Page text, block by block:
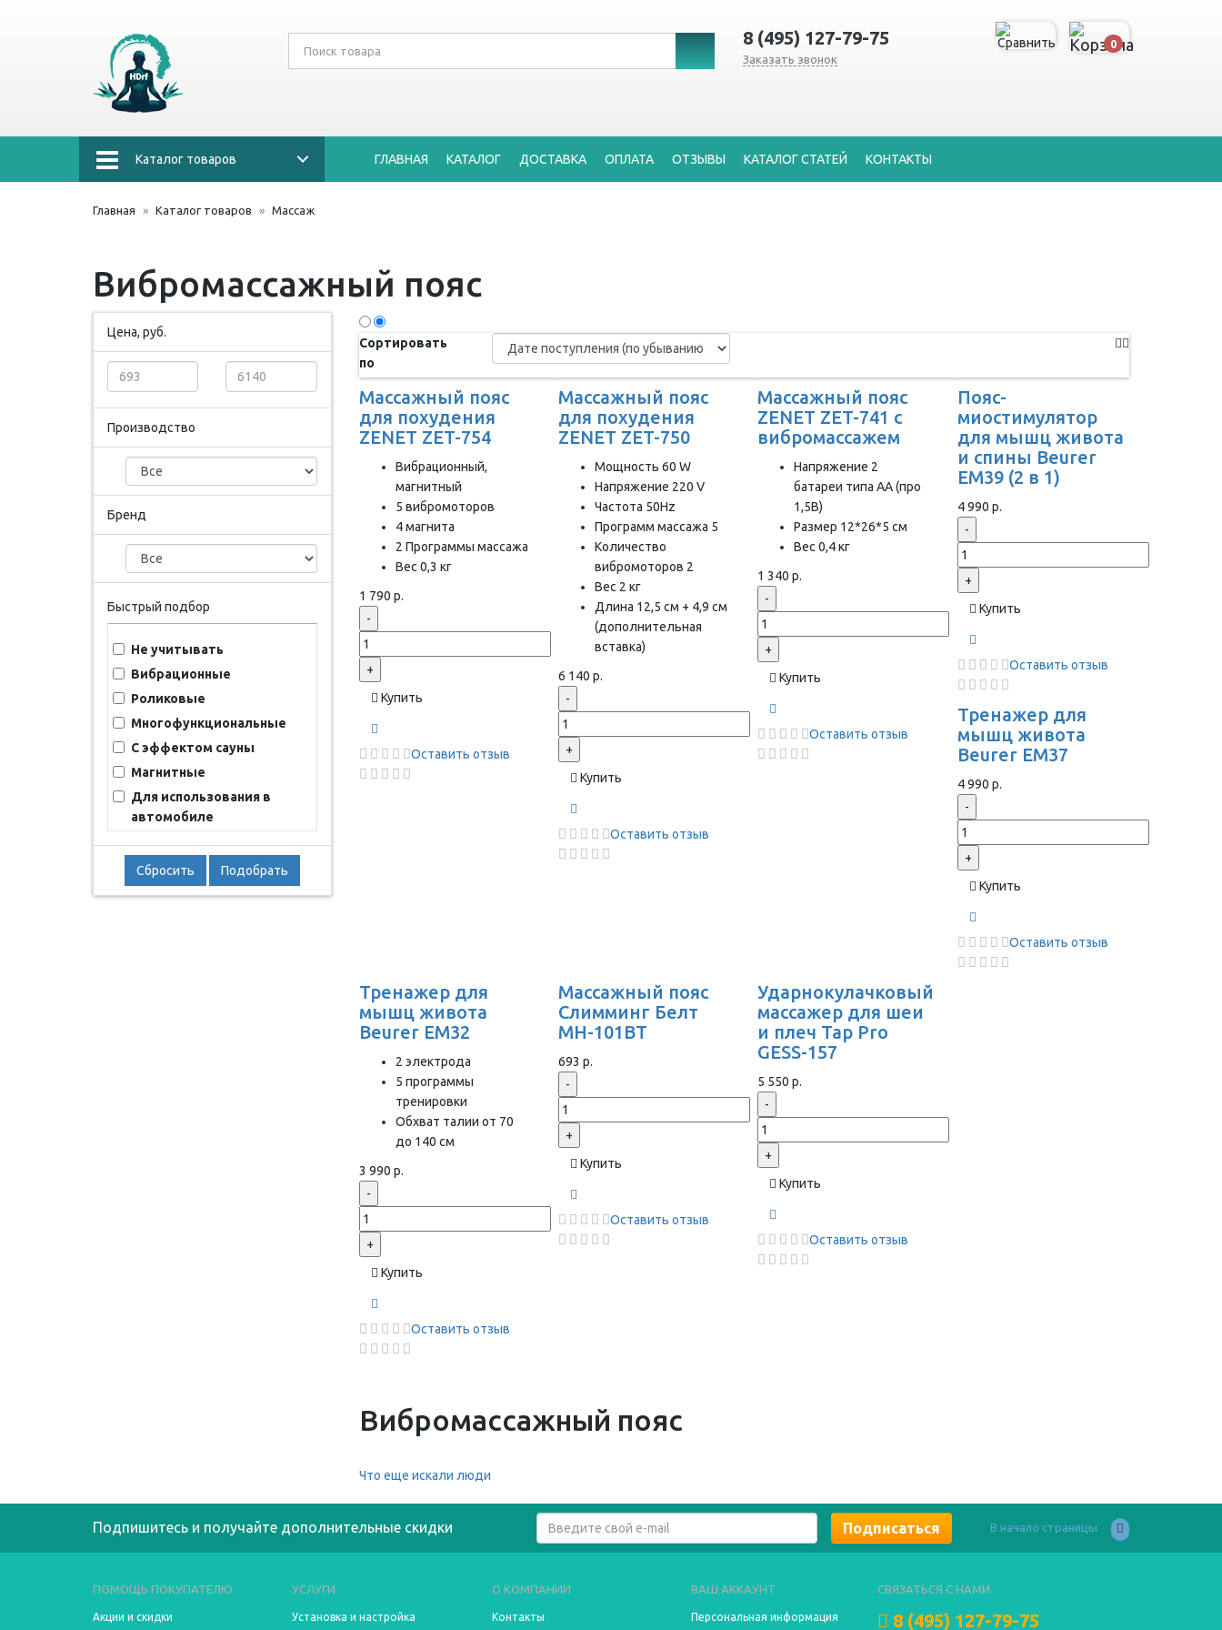
8 (495) 127-79-75
Заказать звонок
0
Каталог товаров ГЛАВНАЯ КАТАЛОГ ДОСТАВКА ОПЛАТА ОТЗЫВЫ КАТАЛОГ СТАТЕЙ КОНТАКТЫ
Главная Каталог товаров Массаж
Вибромассажный пояс
Цена, руб.
Производство
Бренд
Быстрый подбор
Не учитывать
Вибрационные
Роликовые
Многофункциональные
С эффектом сауны
Магнитные
Для использования в
автомобиле
Сбросить Подобрать
Сортировать
по
Массажный пояс
для похудения
ZENET ZET-754
Вибрационный,
магнитный
5 вибромоторов
4 магнита
2 Программы массажа
Вес 0,3 кг
1 790 р.
-
+
Купить
Оставить отзыв
Массажный пояс
для похудения
ZENET ZET-750
Мощность 60 W
Напряжение 220 V
Частота 50Hz
Программ массажа 5
Количество
вибромоторов 2
Вес 2 кг
Длина 12,5 см + 4,9 см
(дополнительная
вставка)
6 140 р.
-
+
Купить
Оставить отзыв
Массажный пояс
ZENET ZET-741 с
вибромассажем
Напряжение 2
батареи типа АА (про
1,5В)
Размер 12*26*5 см
Вес 0,4 кг
1 340 р.
-
+
Купить
Оставить отзыв
Пояс-
миостимулятор
для мышц живота
и спины Beurer
EM39 (2 в 1)
4 990 р.
-
+
Купить
Оставить отзыв
Тренажер для
мышц живота
Beurer EM37
4 990 р.
-
+
Купить
Оставить отзыв
Тренажер для
мышц живота
Beurer EM32
2 электрода
5 программы
тренировки
Обхват талии от 70
до 140 см
3 990 р.
-
+
Купить
Оставить отзыв
Массажный пояс
Слимминг Белт
MH-101BТ
693 р.
-
+
Купить
Оставить отзыв
Ударнокулачковый
массажер для шеи
и плеч Tap Pro
GESS-157
5 550 р.
-
+
Купить
Оставить отзыв
Вибромассажный пояс
Что еще искали люди
Подпишитесь и получайте дополнительные скидки В начало страницы
ПОМОЩЬ ПОКУПАТЕЛЮ
Акции и скидки
УСЛУГИ
Установка и настройка
О КОМПАНИИ
Контакты
ВАШ АККАУНТ
Персональная информация
СВЯЗАТЬСЯ С НАМИ
8 (495) 127-79-75